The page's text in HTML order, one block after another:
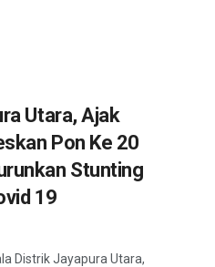
Utara, Ajak
Pon Ke 20
Stunting
19
Distrik Jayapura Utara,